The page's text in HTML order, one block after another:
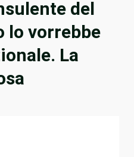
del
lo vorrebbe
La